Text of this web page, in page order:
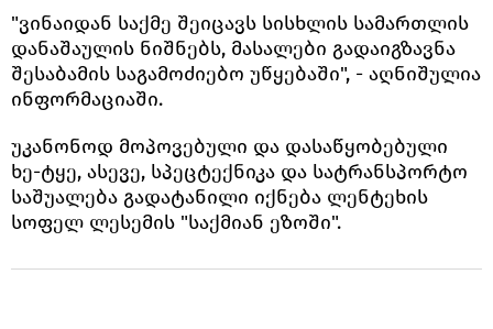
"ვინაიდან საქმე შეიცავს სისხლის სამართლის
დანაშაულის ნიშნებს, მასალები გადაიგზავნა
შესაბამის საგამოძიებო უწყებაში", - აღნიშულია
ინფორმაციაში.
უკანონოდ მოპოვებული და დასაწყობებული
ხე-ტყე, ასევე, სპეცტექნიკა და სატრანსპორტო
საშუალება გადატანილი იქნება ლენტეხის
სოფელ ლესემის "საქმიან ეზოში".